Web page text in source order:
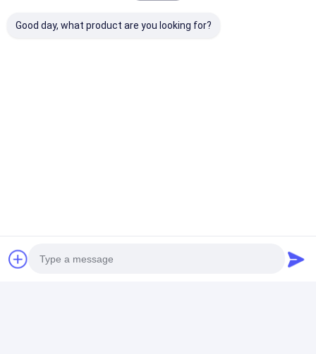
Good day, what product are you looking for?